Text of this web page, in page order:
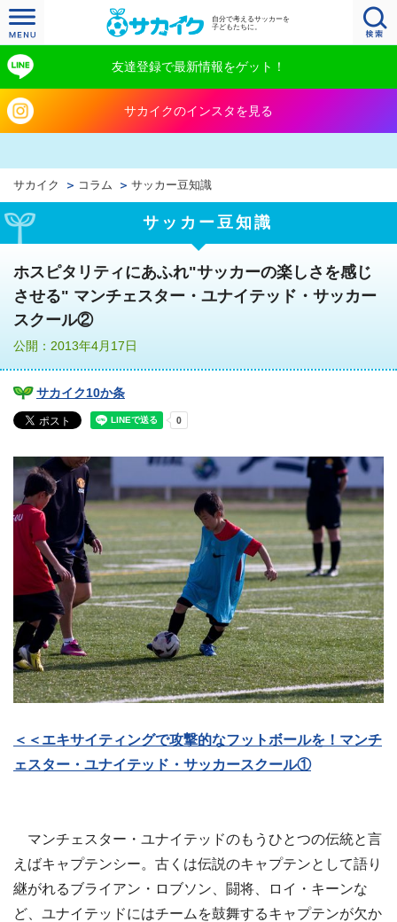
自分で考えるサッカーを
子どもたちに。
友達登録で最新情報をゲット！
サカイクのインスタを見る
サカイク コラム サッカー豆知識
サッカー豆知識
ホスピタリティにあふれ"サッカーの楽しさを感じ
させる" マンチェスター・ユナイテッド・サッカー
スクール②
公開：2013年4月17日
サカイク10か条
＜＜エキサイティングで攻撃的なフットボールを！マンチ
ェスター・ユナイテッド・サッカースクール①
マンチェスター・ユナイテッドのもうひとつの伝統と言
えばキャプテンシー。古くは伝説のキャプテンとして語り
継がれるブライアン・ロブソン、闘将、ロイ・キーンな
ど、ユナイテッドにはチームを鼓舞するキャプテンが欠か